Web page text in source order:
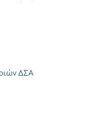
ΔΣΑ